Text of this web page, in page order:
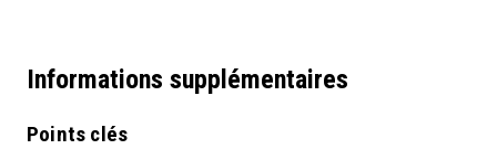
Informations supplémentaires
Points clés